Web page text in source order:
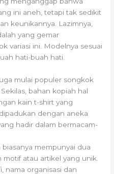
ini aneh, tetapi tak sedikit
keunikannya. Lazimnya,
yang gemar
variasi ini. Modelnya sesuai
hati-buah hati.
mulai populer songkok
bahan kopiah hal
kain t-shirt yang
dengan aneka
hadir dalam bermacam-
mempunyai dua
atau artikel yang unik.
nama organisasi dan